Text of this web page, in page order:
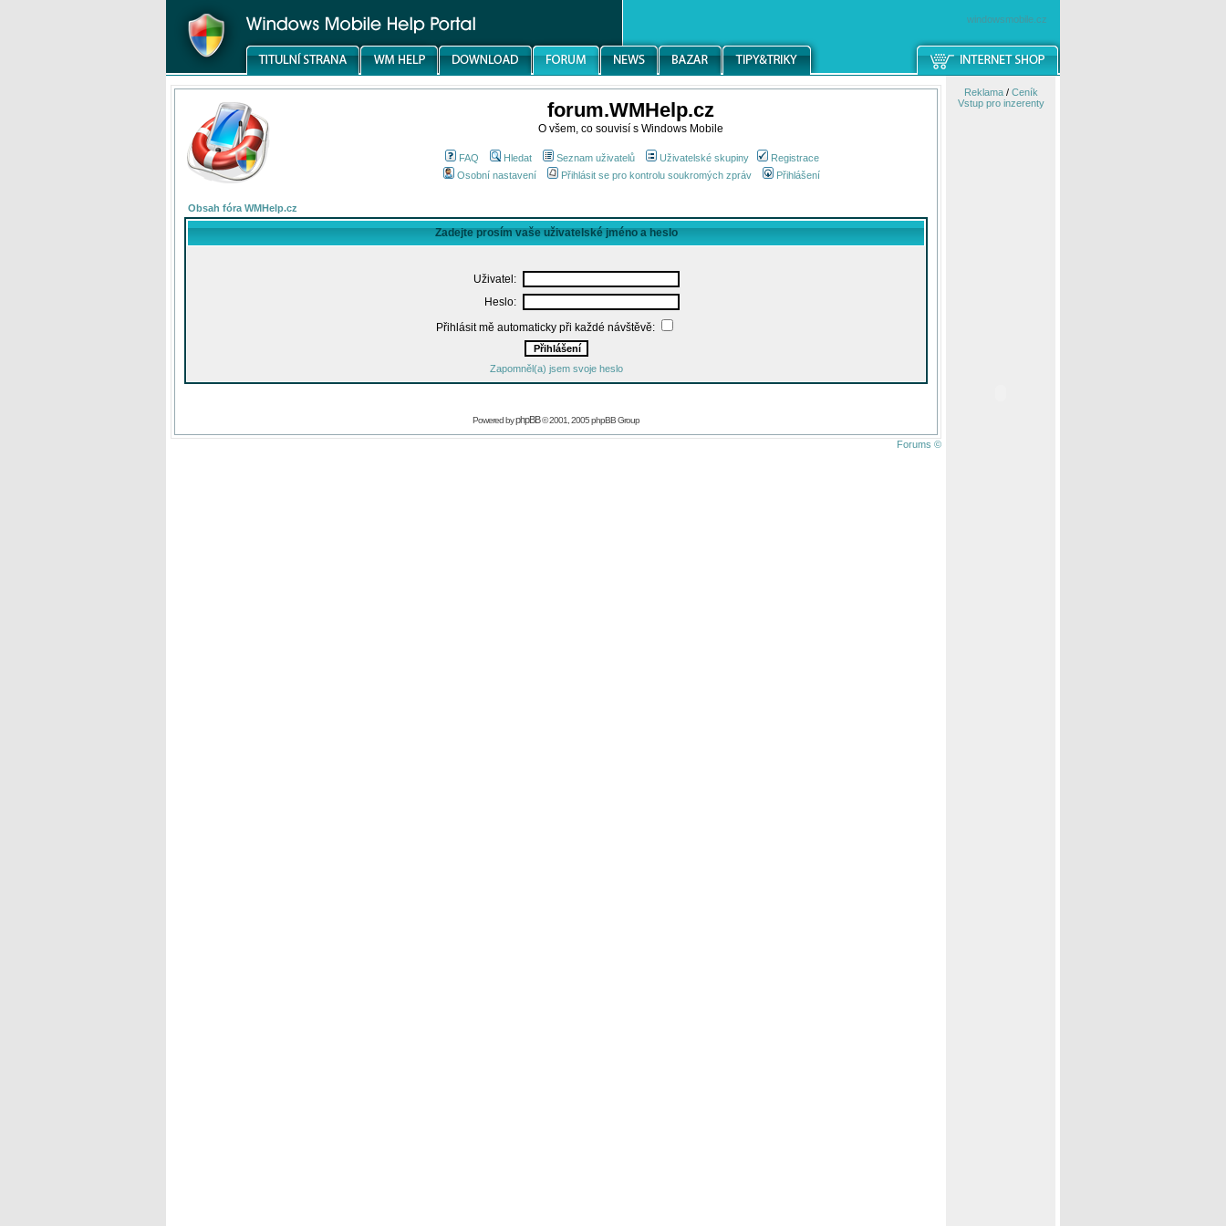
windowsmobile.cz
forum.WMHelp.cz
O všem, co souvisí s Windows Mobile
FAQ Hledat Seznam uživatelů Uživatelské skupiny
Registrace
Osobní nastavení
Přihlásit se pro kontrolu soukromých zpráv Přihlášení
Obsah fóra WMHelp.cz
Zadejte prosím vaše uživatelské jméno a heslo
Uživatel:
Heslo:
Přihlásit mě automaticky při každé návštěvě:
Zapomněl(a) jsem svoje heslo
Powered byphpBB© 2001, 2005 phpBB Group
Forums ©
Reklama/ Ceník
Vstup pro inzerenty